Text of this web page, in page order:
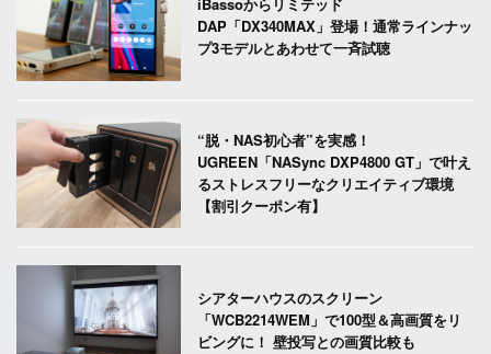
DAP「DX340MAX」登場！通常ラインナッ
プ3モデルとあわせて一斉試聴
“脱・NAS初心者”を実感！
UGREEN「NASync DXP4800 GT」で叶え
るストレスフリーなクリエイティブ環境
【割引クーポン有】
シアターハウスのスクリーン
「WCB2214WEM」で100型＆高画質をリ
ビングに！ 壁投写との画質比較も